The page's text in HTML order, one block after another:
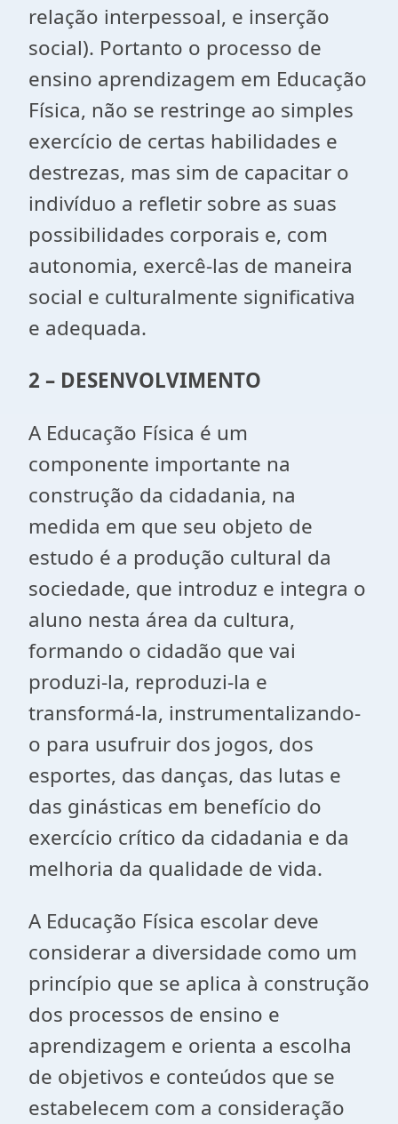
relação interpessoal, e inserção
social). Portanto o processo de
ensino aprendizagem em Educação
Física, não se restringe ao simples
exercício de certas habilidades e
destrezas, mas sim de capacitar o
indivíduo a refletir sobre as suas
possibilidades corporais e, com
autonomia, exercê-las de maneira
social e culturalmente significativa
e adequada.
2 – DESENVOLVIMENTO
A Educação Física é um
componente importante na
construção da cidadania, na
medida em que seu objeto de
estudo é a produção cultural da
sociedade, que introduz e integra o
aluno nesta área da cultura,
formando o cidadão que vai
produzi-la, reproduzi-la e
transformá-la, instrumentalizando-
o para usufruir dos jogos, dos
esportes, das danças, das lutas e
das ginásticas em benefício do
exercício crítico da cidadania e da
melhoria da qualidade de vida.
A Educação Física escolar deve
considerar a diversidade como um
princípio que se aplica à construção
dos processos de ensino e
aprendizagem e orienta a escolha
de objetivos e conteúdos que se
estabelecem com a consideração